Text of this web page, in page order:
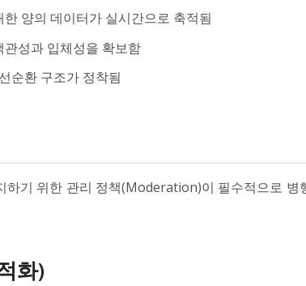
양의 데이터가 실시간으로 축적됨
성과 입체성을 확보함
순환 구조가 정착됨
기 위한 관리 정책(Moderation)이 필수적으로
화)